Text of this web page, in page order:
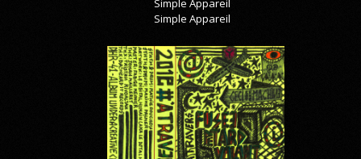
Simple Appareil
Simple Appareil